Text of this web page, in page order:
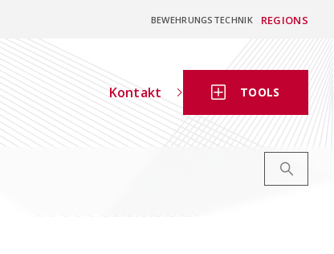
BEWEHRUNGSTECHNIK REGIONS
Kontakt TOOLS